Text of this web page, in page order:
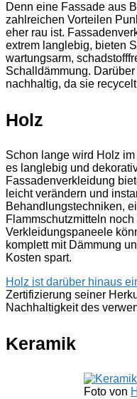
Denn eine Fassade aus
zahlreichen Vorteilen
eher rau ist.
extrem langlebig, bieten
wartungsarm,
Schalldämmung.
nachhaltig, da sie
Holz
Schon lange wird Holz im
es langlebig und
Fassadenverkleidung
leicht verändern und
Behandlungstechniken,
Flammschutzmitteln
Verkleidungspaneele
komplett mit Dämmung
Kosten spart.
Holz ist darüber hinaus
Zertifizierung seiner
Nachhaltigkeit des
Keramik
Foto von